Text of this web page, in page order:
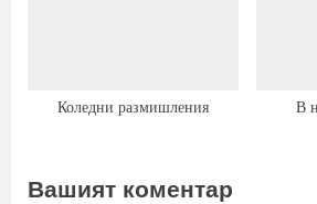
Коледни размишления В
Вашият коментар